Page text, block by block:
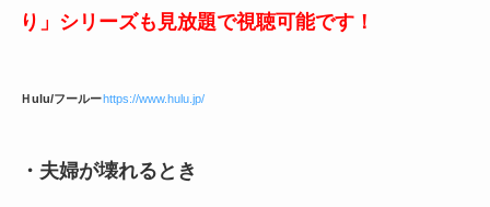
り」シリーズも見放題で視聴可能です！
Ｈulu/フールーhttps://www.hulu.jp/
・夫婦が壊れるとき